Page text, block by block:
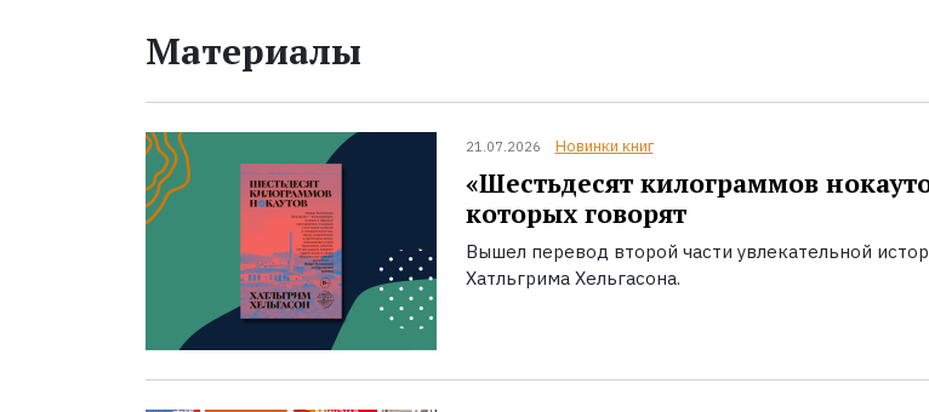
Материалы
21.07.2026 Новинки книг
«Шестьдесят килограммов
которых говорят
Вышел перевод второй части увлекательной
Хатльгрима Хельгасона.